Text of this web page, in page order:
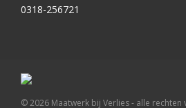
0318-256721
©2026 Maatwerk bij Verlies - alle